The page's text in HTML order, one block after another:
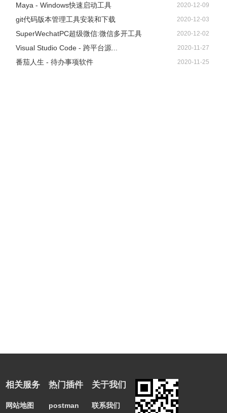
Shift键的同时右键单击单个项目时，SearchMyFiles现在会
显示Windows资源管理器的上下文菜单，而不是
SearchMyFiles上下文菜单。
如果您尝试在“重复搜索”模式下删除文件的所有副本，
文件的文件夹都将以摘要模式隐藏。
修复了v2.46中的错误：SearchMyFiles在Windows 2000上
Maya - Windows快速启动工具 2020-12-09
git代码版本管理工具安装和下载 2020-12-03
SuperWechatPC超级微信:微信多开工具 2020-12-02
Visual Studio Code - 跨平台源... 2020-11-27
番茄人生 - 待办事项软件 2020-11-25
相关服务
网站地图
热门插件
postman
关于我们
联系我们